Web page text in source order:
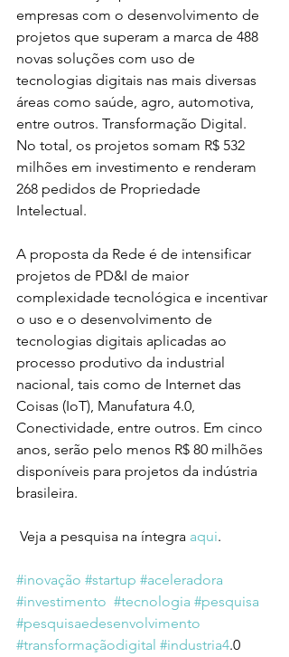
empresas com o desenvolvimento de
projetos que superam a marca de 488
novas soluções com uso de
tecnologias digitais nas mais diversas
áreas como saúde, agro, automotiva,
entre outros. Transformação Digital.
No total, os projetos somam R$ 532
milhões em investimento e renderam
268 pedidos de Propriedade
Intelectual.
A proposta da Rede é de intensificar
projetos de PD&I de maior
complexidade tecnológica e incentivar
o uso e o desenvolvimento de
tecnologias digitais aplicadas ao
processo produtivo da industrial
nacional, tais como de Internet das
Coisas (IoT), Manufatura 4.0,
Conectividade, entre outros. Em cinco
anos, serão pelo menos R$ 80 milhões
disponíveis para projetos da indústria
brasileira.
Veja a pesquisa na íntegra aqui.
#inovação #startup #aceleradora
#investimento #tecnologia #pesquisa
#pesquisaedesenvolvimento
#transformaçãodigital #industria4.0